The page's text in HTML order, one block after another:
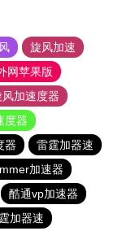
旋风加速
网苹果版
风加速度器
度器
器
雷霆加器速
加速器
酷通vp加速器
加器速